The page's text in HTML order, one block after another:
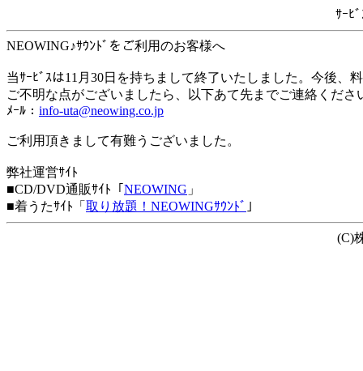
ｻｰﾋ
NEOWING♪ｻｳﾝﾄﾞをご利用のお客様へ
当ｻｰﾋﾞｽは11月30日を持ちまして終了いたしました。今後、
ご不明な点がございましたら、以下あて先までご連絡くださ
ﾒｰﾙ： info-uta@neowing.co.jp
ご利用頂きまして有難うございました。
弊社運営ｻｲﾄ
■CD/DVD通販ｻｲﾄ「 NEOWING 」
■着うたｻｲﾄ「 取り放題！NEOWINGｻｳﾝﾄﾞ 」
(C)